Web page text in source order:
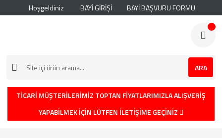
Hoşgeldiniz BAYİ GİRİŞİ BAYİ BAŞVURU FORMU
ARA
TİCARİ MÜŞTERİLERİMİZ TOPTAN FİYATLARIMIZLA ALIŞVERİŞ
YAPABİLMEK İÇİN LÜTFEN İLETİŞİME GEÇİNİZ